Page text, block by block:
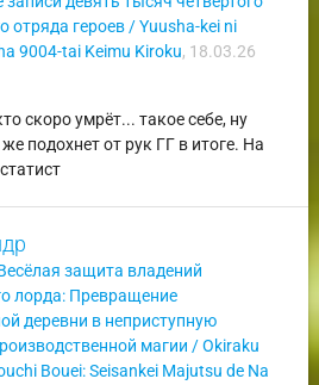
отряда героев / Yuusha-kei ni
9004-tai Keimu Kiroku, 18.03.26
скоро умрёт... такое себе, ну
подохнет от рук ГГ в итоге. На
защита владений
лорда: Превращение
деревни в неприступную
магии / Okiraku
Bouei: Seisankei Majutsu de Na